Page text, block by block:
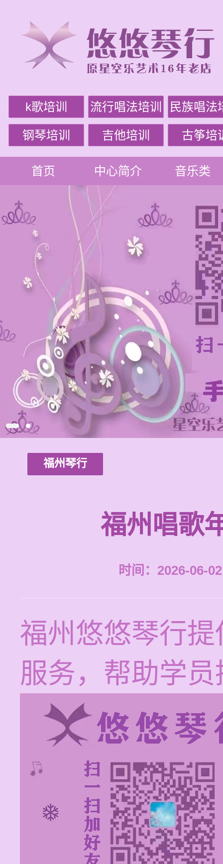
k歌培训 流行唱法培训 民族唱法
钢琴培训 吉他培训 古筝培
首页 中心简介 音乐类
福州琴行
福州唱歌
时间：2026-06-
福州悠悠琴行
服务，帮助学